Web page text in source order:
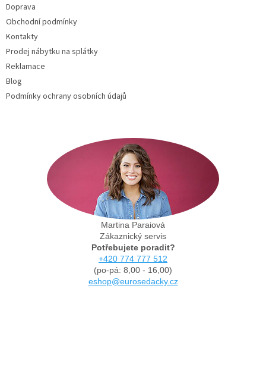
Doprava
Obchodní podmínky
Kontakty
Prodej nábytku na splátky
Reklamace
Blog
Podmínky ochrany osobních údajů
Martina Paraiová
Zákaznický servis
Potřebujete poradit?
+420 774 777 512
(po-pá: 8,00 - 16,00)
eshop@eurosedacky.cz